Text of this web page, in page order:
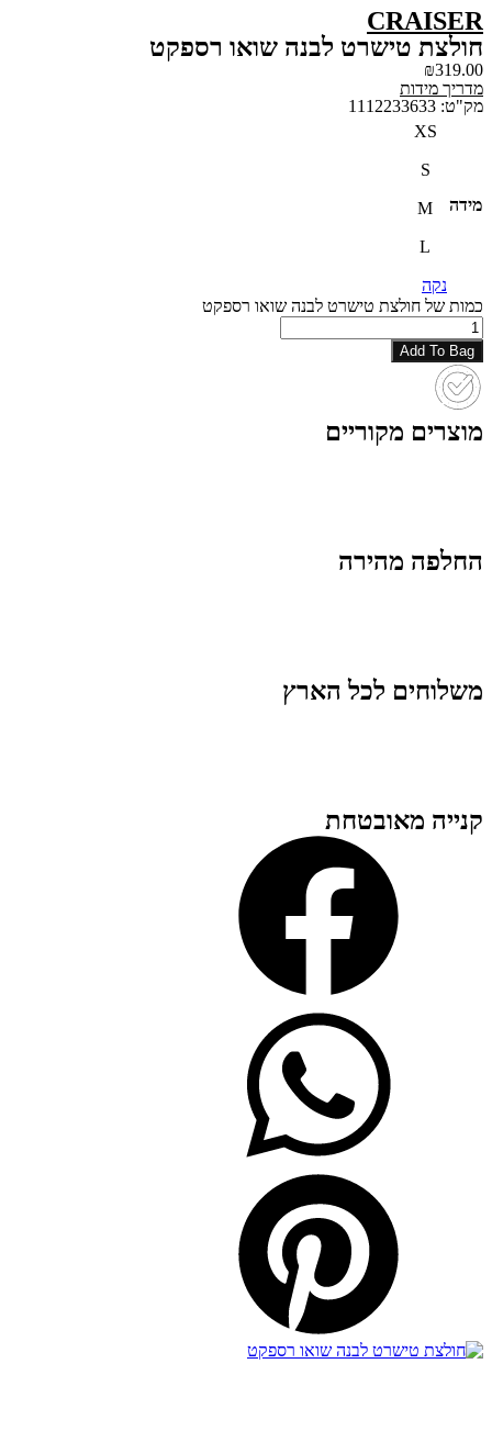
CRAISER
חולצת טישרט לבנה שואו רספקט
₪319.00
מדריך מידות
מק"ט: 1112233633
מידה
XS
S
M
L
נקה
כמות של חולצת טישרט לבנה שואו רספקט
Add To Bag
מוצרים מקוריים
החלפה מהירה
משלוחים לכל הארץ
קנייה מאובטחת